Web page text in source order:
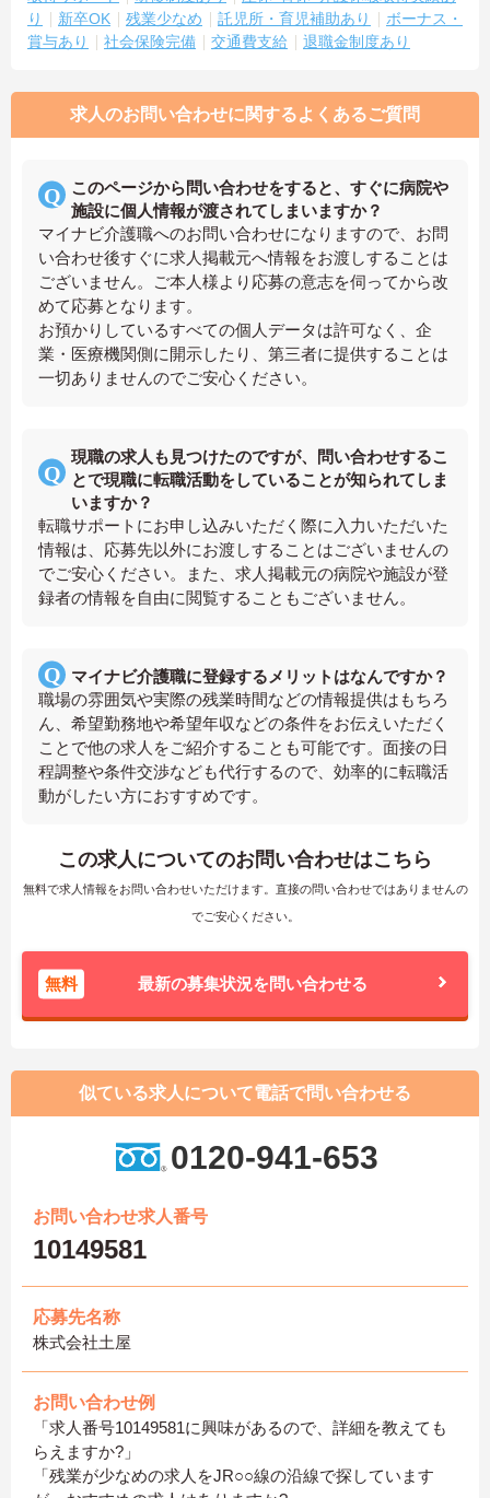
り
新卒OK 残業少なめ 託児所・育児補助あり
ボーナス・
賞与あり
社会保険完備 交通費支給 退職金制度あり
求人のお問い合わせに関するよくあるご質問
このページから問い合わせをすると、すぐに病院や
施設に個人情報が渡されてしまいますか？
マイナビ介護職へのお問い合わせになりますので、お問
い合わせ後すぐに求人掲載元へ情報をお渡しすることは
ございません。ご本人様より応募の意志を伺ってから改
めて応募となります。
お預かりしているすべての個人データは許可なく、企
業・医療機関側に開示したり、第三者に提供することは
一切ありませんのでご安心ください。
現職の求人も見つけたのですが、問い合わせするこ
とで現職に転職活動をしていることが知られてしま
いますか？
転職サポートにお申し込みいただく際に入力いただいた
情報は、応募先以外にお渡しすることはございませんの
でご安心ください。また、求人掲載元の病院や施設が登
録者の情報を自由に閲覧することもございません。
マイナビ介護職に登録するメリットはなんですか？
職場の雰囲気や実際の残業時間などの情報提供はもちろ
ん、希望勤務地や希望年収などの条件をお伝えいただく
ことで他の求人をご紹介することも可能です。面接の日
程調整や条件交渉なども代行するので、効率的に転職活
動がしたい方におすすめです。
この求人についてのお問い合わせはこちら
無料で求人情報をお問い合わせいただけます。直接の問い合わせではありませんの
でご安心ください。
無料 最新の募集状況を問い合わせる
似ている求人について電話で問い合わせる
0120-941-653
お問い合わせ求人番号
10149581
応募先名称
株式会社土屋
お問い合わせ例
「求人番号10149581に興味があるので、詳細を教えても
らえますか?」
「残業が少なめの求人をJR○○線の沿線で探しています